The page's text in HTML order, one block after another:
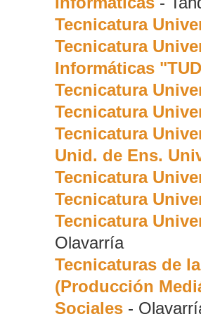
Tecnicatura
Tecnicatura
Informáticas
Tecnicatura
Tecnicatura
Tecnicatura
Unid. de Ens.
Tecnicatura
Tecnicatura
Tecnicatura
Olavarría
Tecnicaturas de
(Producción
Sociales -